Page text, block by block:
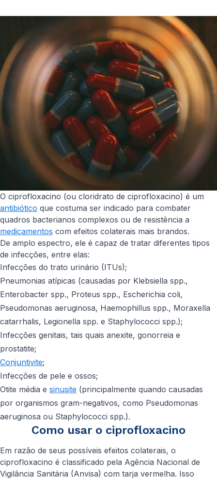
O ciprofloxacino (ou cloridrato de ciprofloxacino) é um
antibiótico que costuma ser indicado para combater
quadros bacterianos complexos ou de resistência a
medicamentos com efeitos colaterais mais brandos.
De amplo espectro, ele é capaz de tratar diferentes tipos
de infecções, entre elas:
Infecções do trato urinário (ITUs);
Pneumonias atípicas (causadas por Klebsiella spp.,
Enterobacter spp., Proteus spp., Escherichia coli,
Pseudomonas aeruginosa, Haemophillus spp., Moraxella
catarrhalis, Legionella spp. e Staphylococci spp.);
Infecções genitais, tais quais anexite, gonorreia e
prostatite;
Conjuntivite;
Infecções de pele e ossos;
Otite média e sinusite (principalmente quando causadas
por organismos gram-negativos, como Pseudomonas
aeruginosa ou Staphylococci spp.).
Como usar o ciprofloxacino
Em razão de seus possíveis efeitos colaterais, o
ciprofloxacino é classificado pela Agência Nacional de
Vigilância Sanitária (Anvisa) com tarja vermelha. Isso